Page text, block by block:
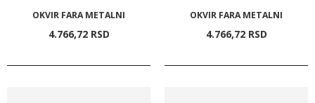
OKVIR FARA METALNI
4.766,72 RSD
OKVIR FARA METALNI
4.766,72 RSD